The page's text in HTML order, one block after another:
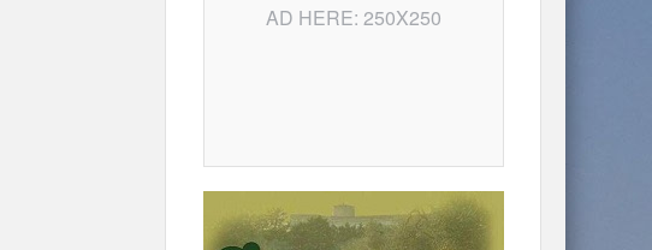
AD HERE: 250X250